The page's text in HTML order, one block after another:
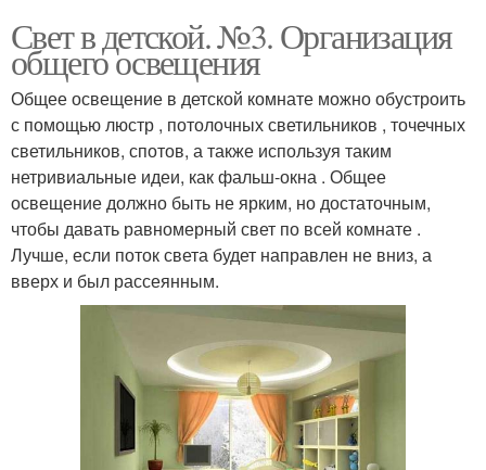
Свет в детской. №3. Организация
общего освещения
Общее освещение в детской комнате можно обустроить
с помощью люстр , потолочных светильников , точечных
светильников, спотов, а также используя таким
нетривиальные идеи, как фальш-окна . Общее
освещение должно быть не ярким, но достаточным,
чтобы давать равномерный свет по всей комнате .
Лучше, если поток света будет направлен не вниз, а
вверх и был рассеянным.